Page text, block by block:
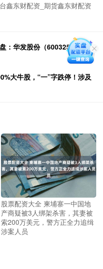
鑫东财配资_期货鑫东财配资
：华发股份（600325）补选
大牛股，“一”字跌停！涉及
股票配资大全 柬埔寨一中国地
产商疑被3人绑架杀害，其妻被
索200万美元，警方正全力追缉
涉案人员